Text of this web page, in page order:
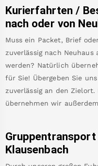
Kurierfahrten /
nach oder von
Muss ein Packet, Brief
zuverlässig nach Neuhaus
werden? Natürlich
für Sie! Übergeben Sie
zuverlässig an den Zielort.
übernehmen wir
Klausenbach